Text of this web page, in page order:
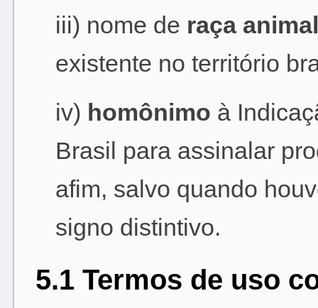
iii) nome de raça animal
existente no território
iv) homônimo à
Brasil para assinalar
afim, salvo quando
signo distintivo.
5.1 Termos de uso